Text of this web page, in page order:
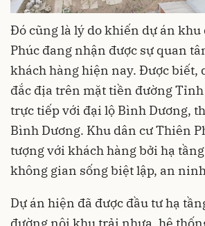
Đó cũng là lý do khiến dự án khu
Phúc đang nhận được sự quan
khách hàng hiện nay. Được biết,
đắc địa trên mặt tiền đường
trực tiếp với đại lộ Bình Dương,
Bình Dương. Khu dân cư Thiên
tượng với khách hàng bởi hạ
không gian sống biệt lập, an
Dự án hiện đã được đầu tư hạ
đường nội khu trải nhựa, hệ